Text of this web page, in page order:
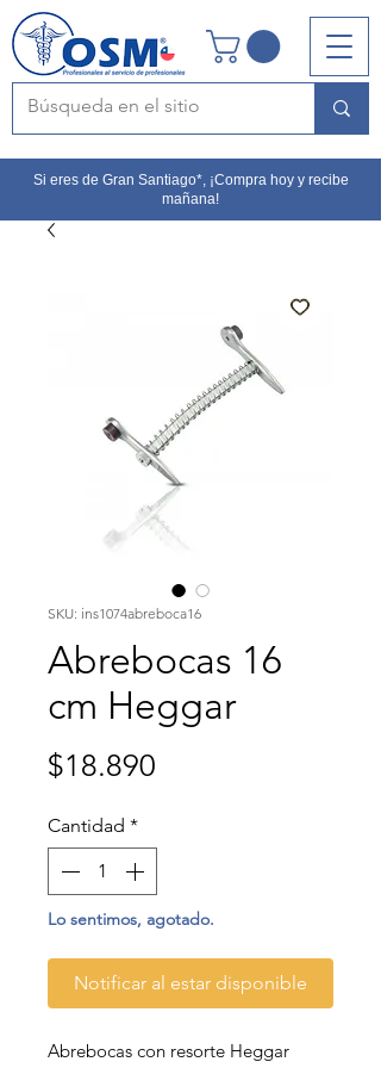
Si eres de Gran Santiago*, ¡Compra hoy y recibe
mañana!
SKU: ins1074abreboca16
Abrebocas 16
cm Heggar
$18.890
Cantidad *
Lo sentimos, agotado.
Notificar al estar disponible
Abrebocas con resorte Heggar